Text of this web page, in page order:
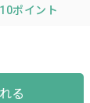
ポイント
る